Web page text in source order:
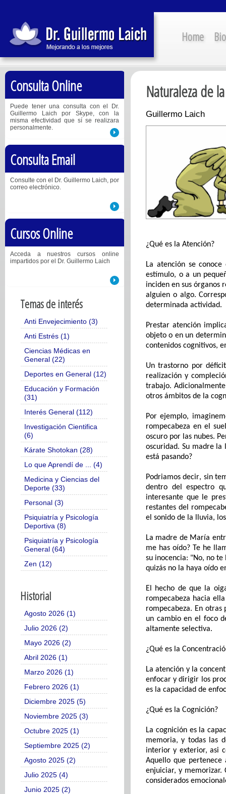
Home
Consulta Online
Puede tener una consulta con el Dr.
Guillermo Laich por Skype, con la
misma efectividad que sí se realizara
personalmente.
Consulta Email
Consulte con el Dr. Guillermo Laich, por
correo electrónico.
Cursos Online
Acceda a nuestros cursos online
impartidos por el Dr. Guillermo Laich
Temas de interés
Anti Envejecimiento (3)
Anti Estrés (1)
Ciencias Médicas en
General (22)
Deportes en General (12)
Educación y Formación
(31)
Interés General (112)
Investigación Cientifica
(6)
Kárate Shotokan (28)
Lo que Aprendí de ... (4)
Medicina y Ciencias del
Deporte (33)
Personal (3)
Psiquiatría y Psicología
Deportiva (8)
Psiquiatría y Psicología
General (64)
Zen (12)
Historial
Agosto 2026 (1)
Julio 2026 (2)
Mayo 2026 (2)
Abril 2026 (1)
Marzo 2026 (1)
Febrero 2026 (1)
Diciembre 2025 (5)
Noviembre 2025 (3)
Octubre 2025 (1)
Septiembre 2025 (2)
Agosto 2025 (2)
Julio 2025 (4)
Junio 2025 (2)
Naturaleza de
Guillermo Laich
¿Qué es la Atención?
La atención seconoce
estímulo, o a un
inciden en sus órganos
alguien o algo.
determinada actividad.
Prestar atención i
objeto o en un
contenidos cognitivos,
Un trastorno por
realización y
trabajo.
otros ámbitos de la
Por ejemplo,
rompecabeza en el
oscuro por las nubes.
oscuridad. Su madre
está pasando?
Podriamos decir, sin
dentro del espectro
interesante que le
restantes del
el sonido de la lluvia,
La madre de María
me has oído? Te he
su inocencia: "No, no te
quizás no la haya oído
El hecho de que la
rompecabeza hacia
rompecabeza. En otras
un cambio en el foco
altamente selectiva.
¿Qué es la C
La atención y la
enfocar y dirigir los
es la capacidad de
¿Qué es la Cognición?
La cognición es la
memoria, y todas las
interior y exterior,asi
Aquello que pertenece
enjuiciar, y memorizar.
considerados